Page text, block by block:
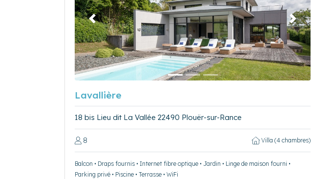
Précédent Suivant
Lavallière
18 bis Lieu dit La Vallée 22490 Plouër-sur-Rance
8 Villa (4 chambres)
Balcon • Draps fournis • Internet fibre optique • Jardin • Linge de maison fourni •
Parking privé • Piscine • Terrasse • WiFi